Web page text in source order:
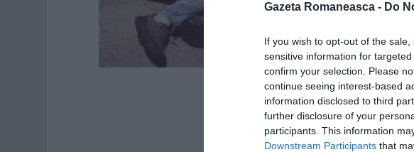
Gazeta Romaneasca - Do
If you wish to opt-out of the
sensitive information for
confirm your selection. Please
continue seeing interest-based
information disclosed to third
further disclosure of your
participants. This information
Downstream Participants that
pentru
ebrietate,
din
teren.